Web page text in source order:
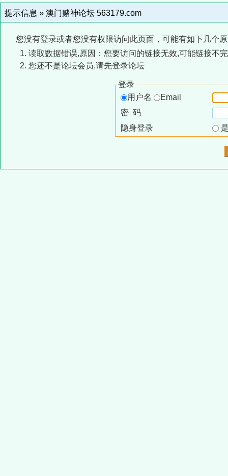
提示信息 » 澳门赌神论坛 563179.com
您没有登录或者您没有权限访问此页面，可能有如下几个
读取数据错误,原因：您要访问的链接无效,可能链接不
您还不是论坛会员,请先登录论坛
登录
用户名
Email
密 码
隐身登录